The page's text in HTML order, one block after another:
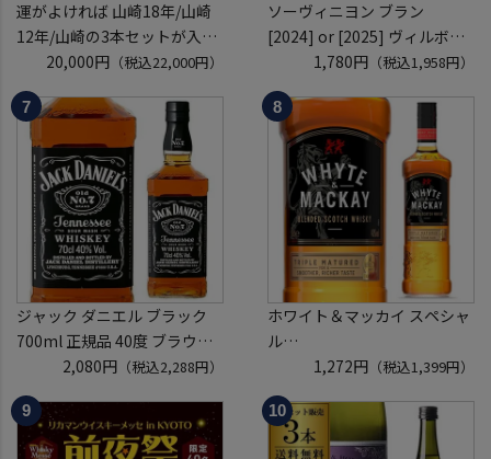
運がよければ 山崎18年/山崎
12年/山崎の3本セットが入っ
ているかも！？ ウイスキー福
袋 2～6本組 限定200セット
虎S ※必ずもらえるCP対象
(1P)
20,000円（税込22,000円）
ソーヴィニヨン ブラン
[2024] or [2025] ヴィルボワ
750ml フランス ロワール 辛
口 白ワイン 浜運A
1,780円 （税込1,958円）
ジャック ダニエル ブラック
700ml 正規品 40度 ブラウン
フォーマン
ウイスキー テネシー バーボン
長S
2,080円（税込2,288円）
ホワイト＆マッカイ スペシャ
ル
40度 700ml
スコッチ ウイスキー white &
mackay scotch whisky [長S]
1,272円 （税込1,399円）